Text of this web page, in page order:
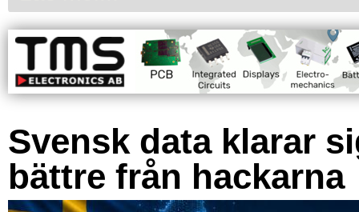
Svensk data klarar
bättre från hackarna